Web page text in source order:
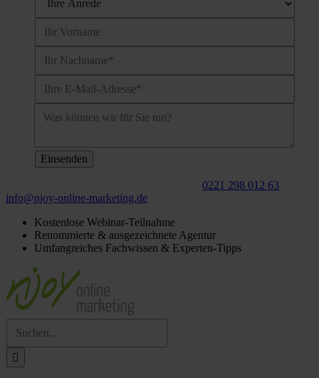
0221 298 012 63
info@njoy‑online‑marketing.de
Kostenlose Webinar-Teilnahme
Renommierte & ausgezeichnete Agentur
Umfangreiches Fachwissen & Experten-Tipps
nach: